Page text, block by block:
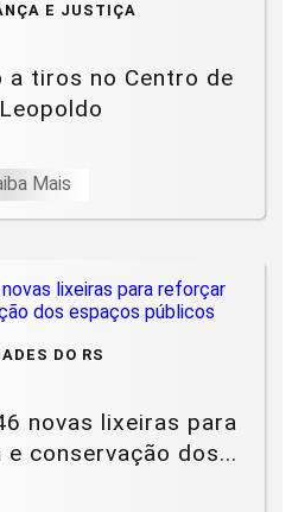
E JUSTIÇA
a tiros no Centro de
Mais
DO RS
novas lixeiras para
conservação dos...